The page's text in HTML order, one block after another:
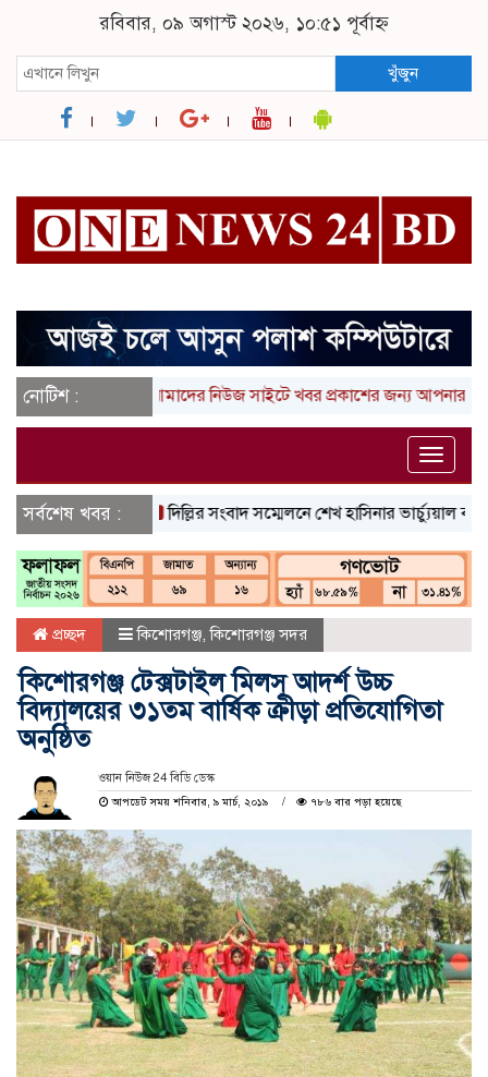
রবিবার, ০৯ অগাস্ট ২০২৬, ১০:৫১ পূর্বাহ্ন
খুঁজুন
নোটিশ : আমাদের নিউজ সাইটে খবর প্রকাশের জন্য আপনার লিখা
Toggle
সর্বশেষ খবর :দিল্লির সংবাদ সম্মেলনে শেখ হাসিনার ভার্চ্যুয়াল বক্তব্যে
প্রচ্ছদ কিশোরগঞ্জ,কিশোরগঞ্জ সদর
কিশোরগঞ্জ টেক্সটাইল মিলস্ আদর্শ উচ্চ
বিদ্যালয়ের ৩১তম বার্ষিক ক্রীড়া প্রতিযোগিতা
অনুষ্ঠিত
ওয়ান নিউজ 24 বিডি ডেস্ক
আপডেট সময় শনিবার, ৯ মার্চ, ২০১৯
৭৮৬ বার পড়া হয়েছে